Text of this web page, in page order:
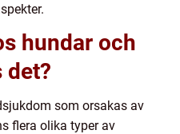
hundar och
det?
som orsakas av
flera olika typer av